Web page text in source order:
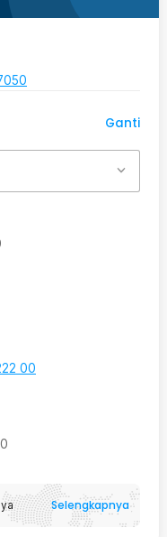
Ganti
00
Selengkapnya